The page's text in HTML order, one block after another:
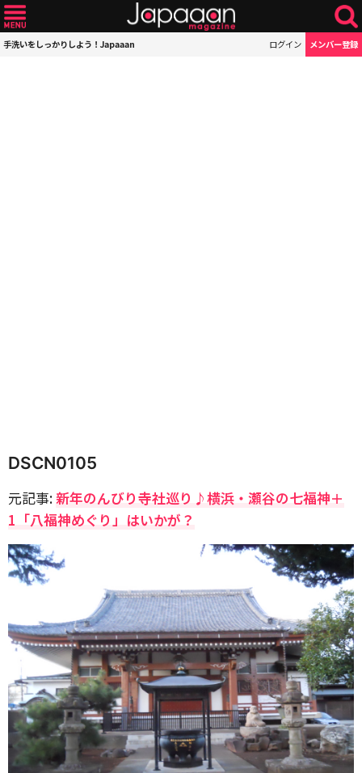
手洗いをしっかりしよう！Japaaan ログイン メンバー登録
DSCN0105
元記事:新年のんびり寺社巡り♪横浜・瀬谷の七福神＋
1「八福神めぐり」はいかが？